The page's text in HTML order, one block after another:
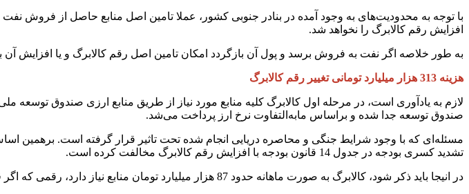
با توجه به محدودیت‌های به وجود آمده در بنادر جنوبی کشور، عملا تامین اصل منابع حاصل از فروش
افزایش رقم کالابرگ را نخواهد شد.
به طور خلاصه اگر نفت به فروش برسد و پول آن بازگردد امکان تامین اصل رقم کالابرگ و یا
هزینه 313 هزار میلیارد تومانی تغییر رقم کالابرگ
صندوق توسعه جدا شده و براساس مابه‌التفاوت نرخ ارز پرداخت می‌شد.
مسئله‌ای که با وجود شرایط جنگی و محاصره دریایی انجام شده تحت تاثیر قرار گرفته است. برهمین
تشدید کسری بودجه در جدول 14 قانون بودجه با افزایش رقم کالابرگ مخالفت کرده است.
در انیجا باید ذکر شود، کالابرگ به صورت ماهانه حدود 87 هزار میلیارد تومان منابع نیاز دارد، رقمی که اگر قرار بر افزایش حدود 30 درصدی آن باشد، به 113 هزار میلیارد تومان خواهد رسید.